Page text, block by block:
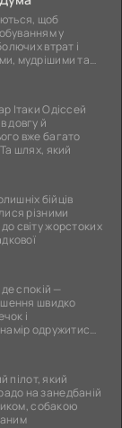
щоб
у
втрат і
мудрішими та
Ітаки Одіссей
довгу й
вже багато
шлях, який
бійців
різними
світу жорстоких
спокій —
швидко
і
одружитися,
пілот, який
на занедбаній
собакою